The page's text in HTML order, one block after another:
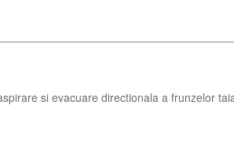
si evacuare directionala a frunzelor